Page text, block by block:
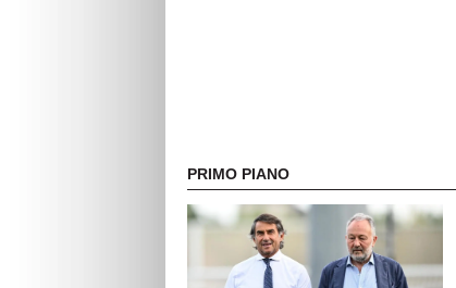
PRIMO PIANO